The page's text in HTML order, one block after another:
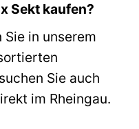
Sekt kaufen?
Sie in unserem
Sie auch
im Rheingau.